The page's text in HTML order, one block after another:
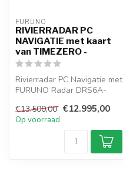
FURUNO
RIVIERRADAR PC
NAVIGATIE met kaart
van TIMEZERO -
Rivierradar PC Navigatie met
FURUNO Radar DRS6A-
software...
€13.500,00 €12.995,00
Op voorraad